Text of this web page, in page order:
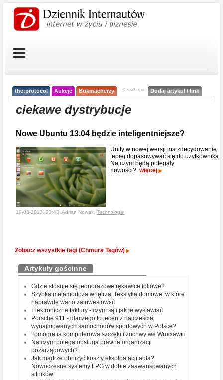
the:protocol Aukcje Bukmacherzy < reklama Dodaj artykuł / link
ciekawe dystrybucje
Nowe Ubuntu 13.04 będzie inteligentniejsze?
Unity w nowej wersji ma zdecydowanie
lepiej dopasowywać się do użytkownika.
Na czym będą polegały
nowości? więcej
19-03-2013, 23:43, Adrian Nowak, Technologie
Zobacz wszystkie tagi (Chmura Tagów)
Artykuły gościnne
Gdzie stosuje się jednorazowe rękawice foliowe?
Szybka metamorfoza wnętrza. Tekstylia domowe, w które
naprawdę warto zainwestować
Elektroniczne faktury - czym są i jak je wystawiać
Porsche 911 - dlaczego to jeden z najcześciej
wynajmowanych samochodów sportowych w Polsce?
Tomografia komputerowa szczęki i żuchwy we Wrocławiu
Na czym polega obsługa prawna organizacji
pozarządowych?
Jak mądrze obniżyć koszty eksploatacji auta?
Nowoczesne systemy LPG w dobie zaawansowanych
silników